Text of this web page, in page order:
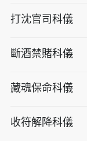
打沈官司科儀
斷酒禁賭科儀
藏魂保命科儀
收符解降科儀